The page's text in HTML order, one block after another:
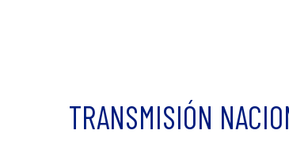
TRANSMISIÓN